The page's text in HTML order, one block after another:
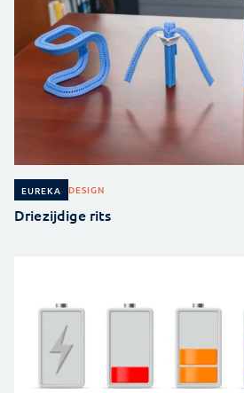
EUREKA DESIGN
Driezijdige rits